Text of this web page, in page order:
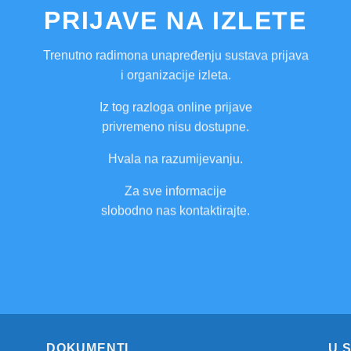
PRIJAVE NA IZLETE
Trenutno radimona unapređenju sustava prijava
i organizacije izleta.
Iz tog razloga online prijave
privremeno nisu dostupne.
Hvala na razumijevanju.
Za sve informacije
slobodno nas kontaktirajte.
DOKUMENTI U